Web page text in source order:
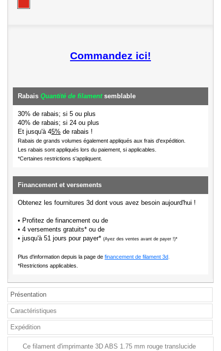
Commandez ici!
Rabais Quantité de filamentsemblable
30% de rabais; si 5 ou plus
40% de rabais; si 24 ou plus
Et jusqu'à 45% de rabais !
Rabais de grands volumes également appliqués aux frais d'expédition.
Les rabais sont appliqués lors du paiement, si applicables.
*Certaines restrictions s'appliquent.
Financement et versements
Obtenez les fournitures 3d dont vous avez besoin aujourd'hui !
• Profitez de financement ou de
• 4 versements gratuits* ou de
• jusqu'à 51 jours pour payer* (Ayez des ventes avant de payer !)*
Plus d'information depuis la page de financement de filament 3d
*Restrictions applicables.
Présentation
Caractéristiques
Expédition
Ce filament d'imprimante 3D ABS 1.75 mm rouge translucide